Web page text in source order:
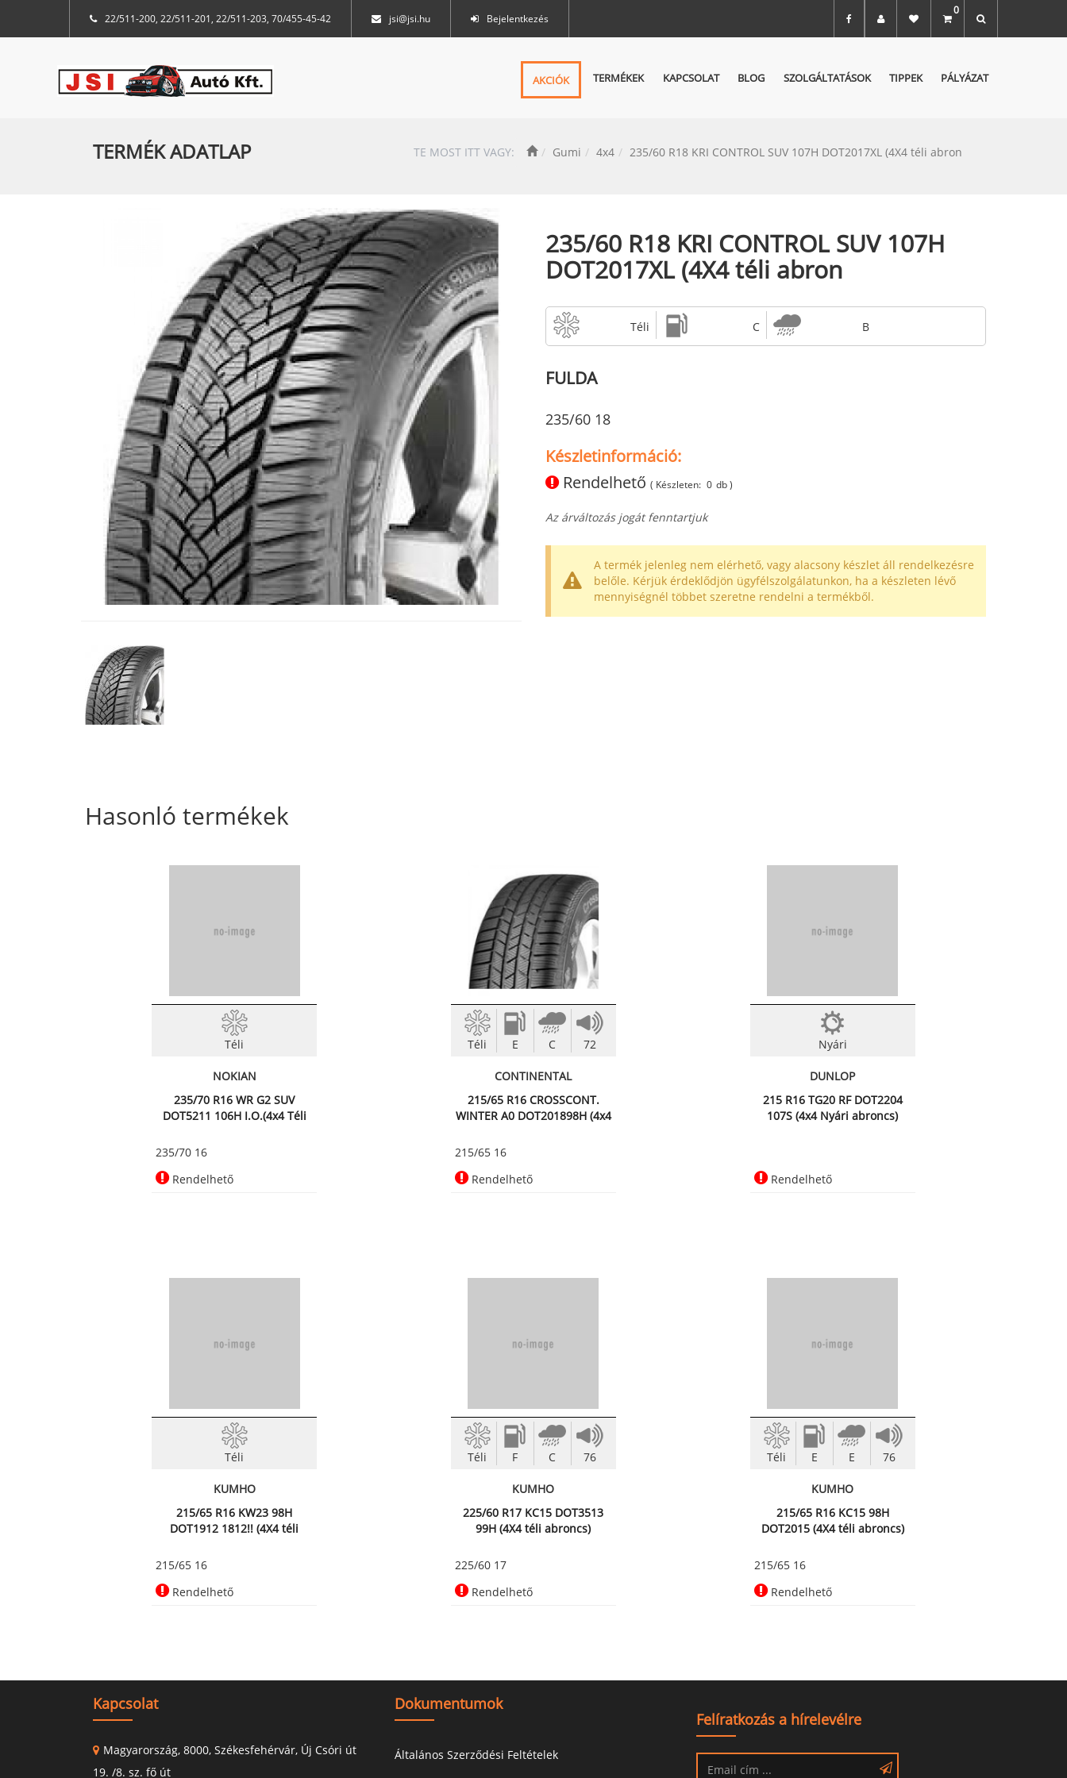
22/511-200, 22/511-201, 22/511-203, 70/455-45-42 jsi@jsi.hu Bejelentkezés
0
AKCIÓK TERMÉKEK KAPCSOLAT BLOG SZOLGÁLTATÁSOK TIPPEK PÁLYÁZAT
TERMÉK ADATLAP TE MOST ITT VAGY: Gumi 4x4 235/60 R18 KRI CONTROL SUV 107H DOT2017XL (4X4 téli abron
235/60 R18 KRI CONTROL SUV 107H
DOT2017XL (4X4 téli abron
Téli C B
FULDA
235/60 18
Készletinformáció:
Rendelhető ( Készleten: 0 db )
Az árváltozás jogát fenntartjuk
A termék jelenleg nem elérhető, vagy alacsony készlet áll rendelkezésre
belőle. Kérjük érdeklődjön ügyfélszolgálatunkon, ha a készleten lévő
mennyiségnél többet szeretne rendelni a termékből.
Hasonló termékek
Téli
NOKIAN
235/70 R16 WR G2 SUV
DOT5211 106H I.O.(4x4 Téli
235/70 16
Rendelhető
Téli E C 72
CONTINENTAL
215/65 R16 CROSSCONT.
WINTER A0 DOT201898H (4x4
215/65 16
Rendelhető
Nyári
DUNLOP
215 R16 TG20 RF DOT2204
107S (4x4 Nyári abroncs)
Rendelhető
Téli
KUMHO
215/65 R16 KW23 98H
DOT1912 1812!! (4X4 téli
215/65 16
Rendelhető
Téli F C 76
KUMHO
225/60 R17 KC15 DOT3513
99H (4X4 téli abroncs)
225/60 17
Rendelhető
Téli E E 76
KUMHO
215/65 R16 KC15 98H
DOT2015 (4X4 téli abroncs)
215/65 16
Rendelhető
Kapcsolat
Magyarország, 8000, Székesfehérvár, Új Csóri út
19. /8. sz. fő út
Dokumentumok
Általános Szerződési Feltételek
Felíratkozás a hírelevélre